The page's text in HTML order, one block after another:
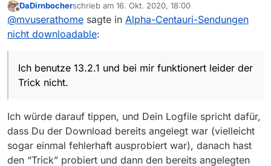
Ich habe es mit
mp4,mp3,m4v,flv,m4a,fv=1
und
.
DaDirnbocherschrieb am 16. Okt. 2020, 18:00
zuletzt editiert von
@mvuserathome sagte in Alpha-Centauri-Sendungen
nicht downloadable:
Ich benutze 13.2.1 und bei mir funktionert leider der
Trick nicht.
Ich würde darauf tippen, und Dein Logfile spricht dafür,
dass Du der Download bereits angelegt war (vielleicht
sogar einmal fehlerhaft ausprobiert war), danach hast
den “Trick” probiert und dann den bereits angelegten